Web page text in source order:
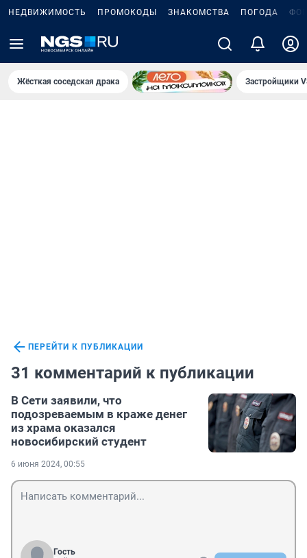
НЕДВИЖИМОСТЬ ПРОМОКОДЫ ЗНАКОМСТВА ПОГОДА
Жёсткая соседская драка Застройщики
ПЕРЕЙТИ К ПУБЛИКАЦИИ
31 комментарий к публикации
В Сети заявили, что
подозреваемым в краже денег
из храма оказался
новосибирский студент
6 июня 2024, 00:55
Гость